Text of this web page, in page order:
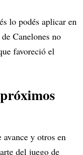
lo podés aplicar en
Canelones no
favoreció el
y otros en
del juego de